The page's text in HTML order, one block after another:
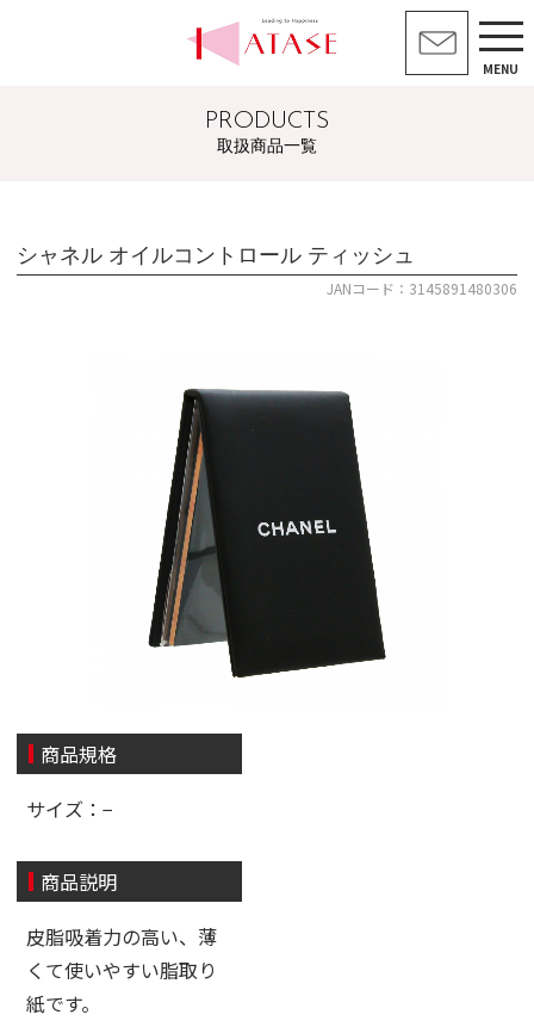
MENU
PRODUCTS
取扱商品一覧
シャネル オイルコントロール ティッシュ
JANコード：3145891480306
商品規格
サイズ：−
商品説明
皮脂吸着力の高い、薄
くて使いやすい脂取り
紙です。